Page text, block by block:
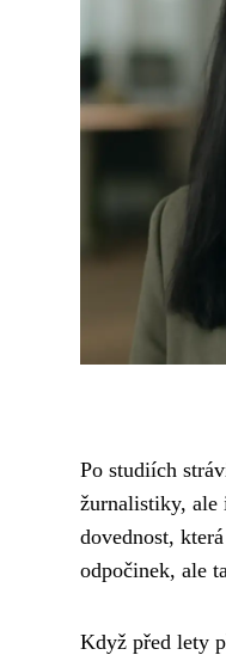
Po studiích
žurnalistiky, ale
dovednost,
odpočinek, ale
Když před lety